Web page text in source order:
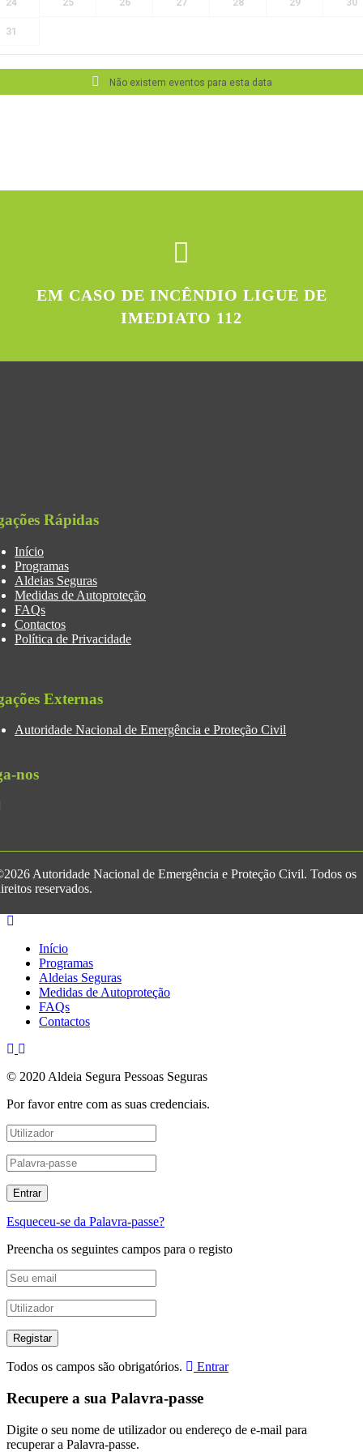
24 25 26 27 28 29 30
31
Não existem eventos para esta data
EM CASO DE INCÊNDIO LIGUE DE
IMEDIATO 112
Rápidas
Início
Programas
Aldeias Seguras
Medidas de Autoproteção
FAQs
Contactos
Política de Privacidade
Externas
Autoridade Nacional de Emergência e Proteção Civil
nos
Autoridade Nacional de Emergência e Proteção Civil. Todos os
reservados.
Início
Programas
Aldeias Seguras
Medidas de Autoproteção
FAQs
Contactos
© 2020 Aldeia Segura Pessoas Seguras
Por favor entre com as suas credenciais.
Esqueceu-se da Palavra-passe?
Preencha os seguintes campos para o registo
Todos os campos são obrigatórios. Entrar
Recupere a sua Palavra-passe
Digite o seu nome de utilizador ou endereço de e-mail para
recuperar a Palavra-passe.